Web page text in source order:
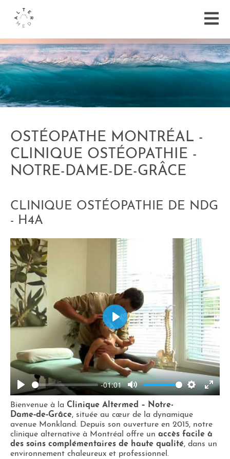
OSTÉOPATHE MONTRÉAL -
CLINIQUE OSTÉOPATHIE -
NOTRE-DAME-DE-GRÂCE
CLINIQUE OSTÉOPATHIE DE NDG
- H4A
Play
-01:01
Mute Settings
Enter
Play
Bienvenue à la Clinique Altermed – Notre-
Dame‑de‑Grâce, située au cœur de la dynamique
avenue Monkland. Depuis son ouverture en 2015, notre
clinique alternative à Montréal offre un accès facile à
des soins complémentaires de haute qualité, dans un
environnement chaleureux et professionnel.